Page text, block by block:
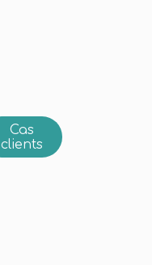
Cas
clients